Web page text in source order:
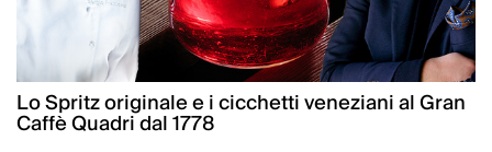
Lo Spritz originale e i cicchetti veneziani al Gran
Caffè Quadri dal 1778